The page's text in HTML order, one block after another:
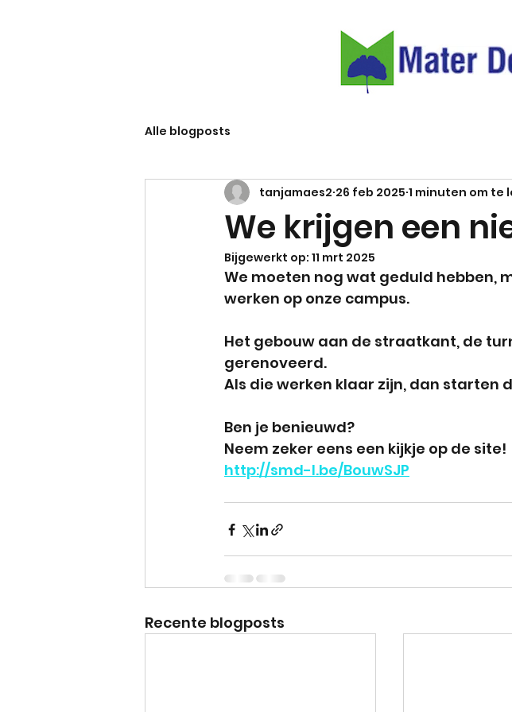
Alle blogposts
We krijgen een
tanjamaes2 26 feb 2025 1 minuten om te
Bijgewerkt op: 11 mrt 2025
We moeten nog wat geduld hebben,
werken op onze campus.
Het gebouw aan de straatkant, de
gerenoveerd.
Als die werken klaar zijn, dan starten
Ben je benieuwd?
Neem zeker eens een kijkje op de site!
http://smd-l.be/BouwSJP
Recente blogposts